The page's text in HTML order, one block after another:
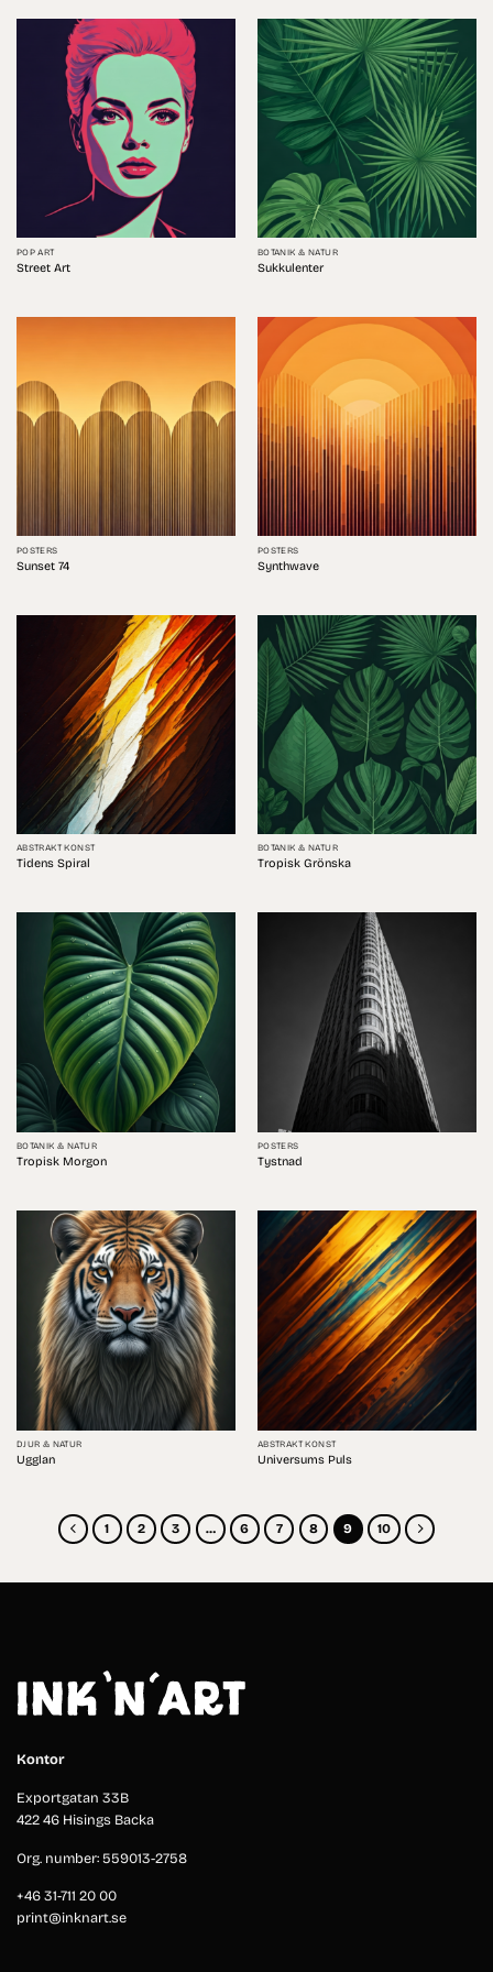
POP ART
Street Art
BOTANIK & NATUR
Sukkulenter
POSTERS
Sunset 74
POSTERS
Synthwave
ABSTRAKT KONST
Tidens Spiral
BOTANIK & NATUR
Tropisk Grönska
BOTANIK & NATUR
Tropisk Morgon
POSTERS
Tystnad
DJUR & NATUR
Ugglan
ABSTRAKT KONST
Universums Puls
1 2 3 … 6 7 8 9 10
Kontor
Exportgatan 33B
422 46 Hisings Backa
Org. number: 559013-2758
+46 31-711 20 00
print@inknart.se